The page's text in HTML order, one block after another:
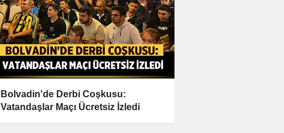
Bolvadin'de Derbi Coşkusu:
Vatandaşlar Maçı Ücretsiz İzledi